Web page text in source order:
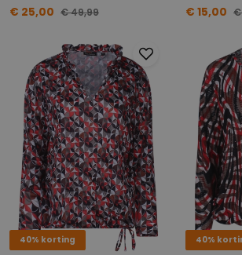
€ 25,00 € 49,99
€ 15,00 €
40% korting 40%